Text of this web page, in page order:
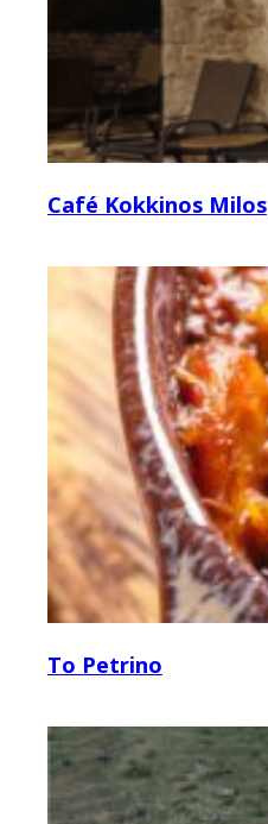
Café Kokkinos Milos
To Petrino